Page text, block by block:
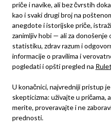
priče i navike, ali bez čvrstih
kao i svaki drugi broj na
anegdote i istorijske priče,
zanimljiv hobi — ali za
statistiku, zdrav razum i
informacije o pravilima i
pogledati i opšti pregled na
U konačnici, najvredniji pristup
skepticizma: uživajte u
merite, proveravajte i ne
prednosti.